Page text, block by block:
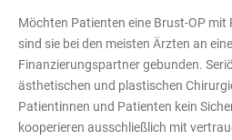
Möchten Patienten eine Brust-OP
sind sie bei den meisten Ärzten an
Finanzierungspartner gebunden.
ästhetischen und plastischen
Patientinnen und Patienten kein
kooperieren ausschließlich mit